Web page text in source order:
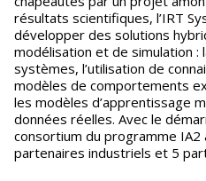
résultats scientifiques, l’IRT
développer des solutions
modélisation et de simulation :
systèmes, l’utilisation de
modèles de comportements
les modèles d’apprentissage
données réelles. Avec le
consortium du programme
partenaires industriels et 5